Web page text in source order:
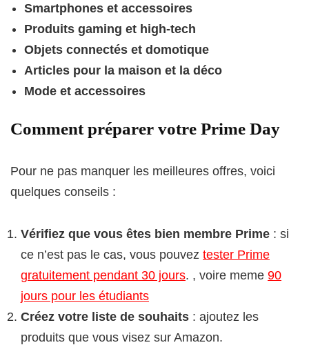
Smartphones et accessoires
Produits gaming et high-tech
Objets connectés et domotique
Articles pour la maison et la déco
Mode et accessoires
Comment préparer votre Prime Day
Pour ne pas manquer les meilleures offres, voici
quelques conseils :
Vérifiez que vous êtes bien membre Prime : si
ce n’est pas le cas, vous pouvez tester Prime
gratuitement pendant 30 jours. , voire meme 90
jours pour les étudiants
Créez votre liste de souhaits : ajoutez les
produits que vous visez sur Amazon.